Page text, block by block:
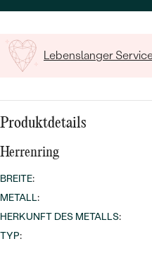
Wave
NACH ANLASS
NACH DER FARBE
NACH DER FORM
MASSGEFERTIGTER
DIAMANTEN
Ringe
Lebenslanger
Produktdetails
Herrenring
BREITE:
METALL:
HERKUNFT DES METALLS:
TYP: